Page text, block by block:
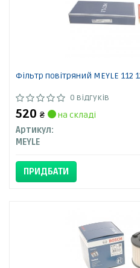
Фільтр повітряний MEYLE 112
0 відгуків
520 ₴
на складі
Артикул:
MEYLE
ПРИДБАТИ